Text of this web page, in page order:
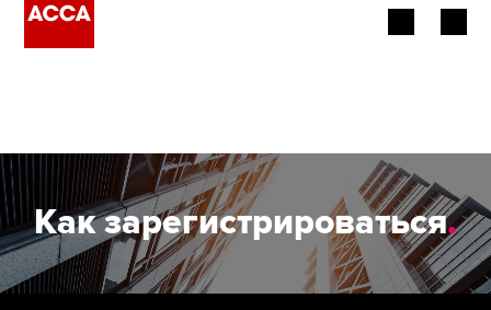
Работодатели
Провайдеры обучения
Как зарегистрироваться.